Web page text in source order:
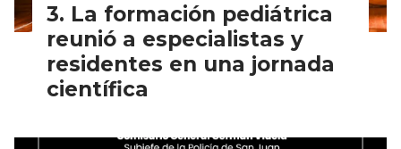
La formación pediátrica
reunió a especialistas y
residentes en una jornada
científica